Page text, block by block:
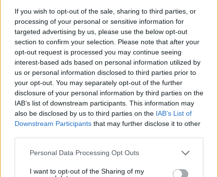
If you wish to opt-out of the sale, sharing to third parties, or
processing of your personal or sensitive information for
targeted advertising by us, please use the below opt-out
section to confirm your selection. Please note that after your
opt-out request is processed you may continue seeing
interest-based ads based on personal information utilized by
us or personal information disclosed to third parties prior to
your opt-out. You may separately opt-out of the further
disclosure of your personal information by third parties on the
IAB’s list of downstream participants. This information may
also be disclosed by us to third parties on the IAB’s List of
Downstream Participants that may further disclose it to other
Please note that this website/app uses one or more Google
not limited to your visit or usage behaviour. You may click to
Personal Data Processing Opt Outs
I want to opt-out of the Sharing of my